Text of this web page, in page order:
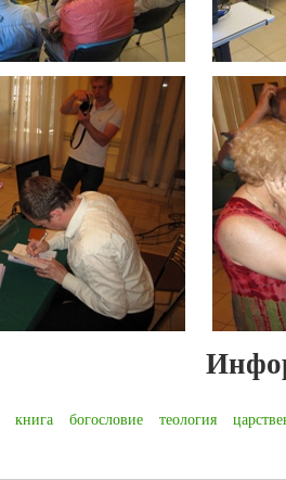
книга богословие теология